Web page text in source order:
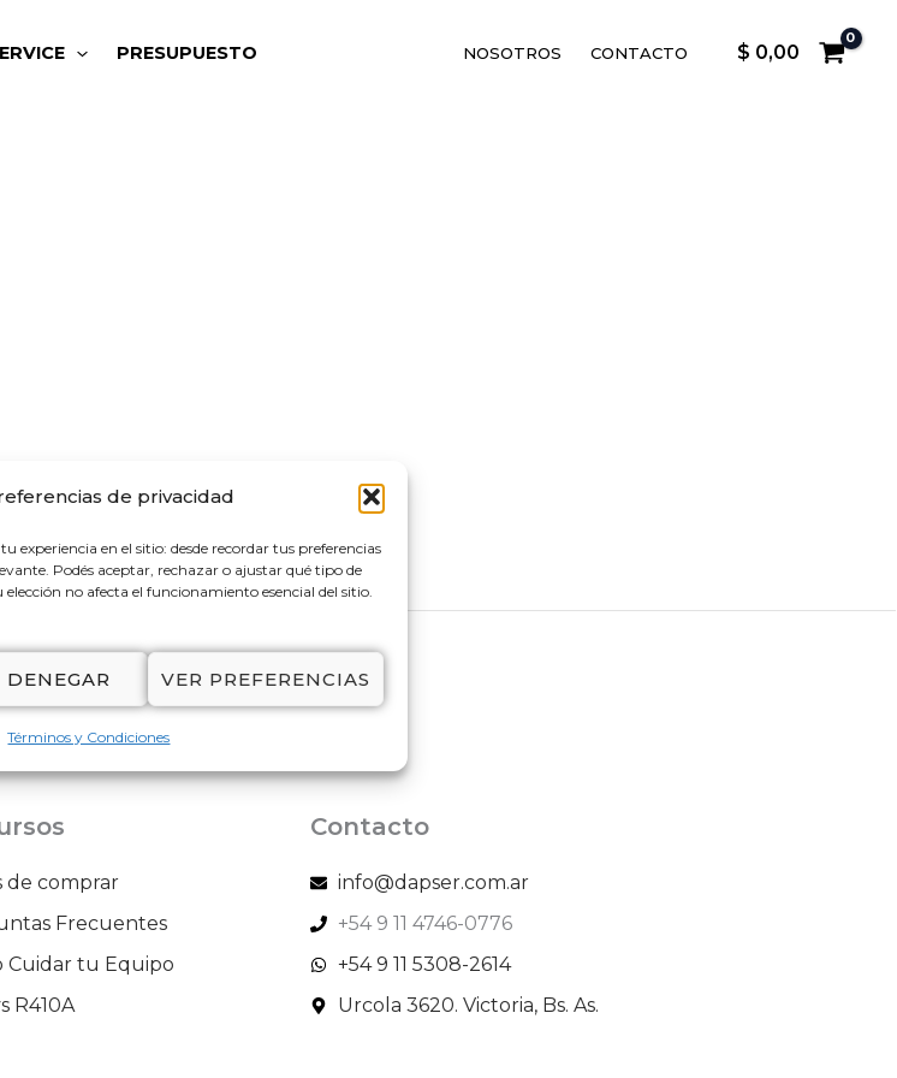
de privacidad
experiencia en el sitio: desde recordar tus preferencias
Podés aceptar, rechazar o ajustar qué tipo de
no afecta el funcionamiento esencial del sitio.
DENEGAR VER PREFERENCIAS
Términos y Condiciones
PRESUPUESTO NOSOTROS CONTACTO $ 0,00
de comprar
Frecuentes
Cuidar tu Equipo
R410A
Contacto
info@dapser.com.ar
+54 9 11 4746-0776
+54 9 11 5308-2614
Urcola 3620. Victoria, Bs. As.